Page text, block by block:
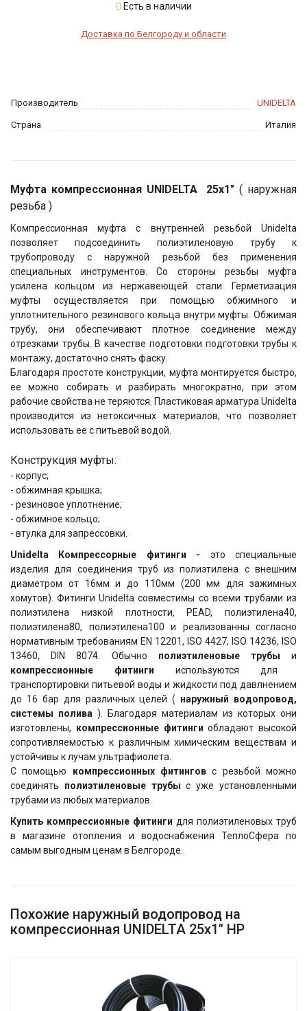
Производитель UNIDELTA
Страна Италия
Есть в наличии
Доставка по Белгороду и области
Муфта компрессионная UNIDELTA 25х1" ( наружная
резьба )
Компрессионная муфта с внутренней резьбой Unidelta
позволяет подсоединить полиэтиленовую трубу к
трубопроводу с наружной резьбой без применения
специальных инструментов. Со стороны резьбы муфта
усилена кольцом из нержавеющей стали. Герметизация
муфты осуществляется при помощью обжимного и
уплотнительного резинового кольца внутри муфты. Обжимая
трубу, они обеспечивают плотное соединение между
отрезками трубы. В качестве подготовки подготовки трубы к
монтажу, достаточно снять фаску.
Благодаря простоте конструкции, муфта монтируется быстро,
ее можно собирать и разбирать многократно, при этом
рабочие свойства не теряются. Пластиковая арматура Unidelta
производится из нетоксичных материалов, что позволяет
использовать ее с питьевой водой.
Конструкция муфты:
- корпус;
- обжимная крышка;
- резиновое уплотнение;
- обжимное кольцо;
- втулка для запрессовки.
Unidelta Компрессорные фитинги - это специальные
изделия для соединения труб из полиэтилена
с внешним
диаметром от 16мм и до 110мм (200 мм для зажимных
хомутов). Фитинги Unidelta совместимы со всеми трубами из
полиэтилена низкой плотности, PEAD, полиэтилена40,
полиэтилена80, полиэтилена100 и реализованны согласно
нормативным требованиям EN 12201, ISO 4427, ISO 14236, ISO
13460, DIN 8074. Обычно полиэтиленовые трубыи
компрессионные фитинги используются для
транспортировки питьевой воды и жидкости под давлнением
до 16 бар для различных целей ( наружный водопровод,
системы полива ). Благодаря материалам из которых они
изготовлены, компрессионные фитинги обладают высокой
сопротивляемостью к различным химическим веществам и
устойчивы к лучам ультрафиолета.
С помощью компрессионных фитинговс резьбой можно
соединять полиэтиленовые трубы с уже установленными
трубами из любых материалов.
Купить компрессионные фитинги для полиэтиленовых труб
в магазине отопления и водоснабжения ТеплоСфера по
самым выгодным ценам в Белгороде.
Похожие наружный водопровод на
компрессионная UNIDELTA 25х1" НР